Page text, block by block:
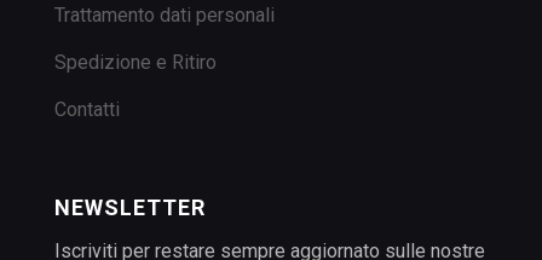
Trattamento dati personali
Spedizione e Ritiro
Contatti
NEWSLETTER
Iscriviti per restare sempre aggiornato sulle nostre